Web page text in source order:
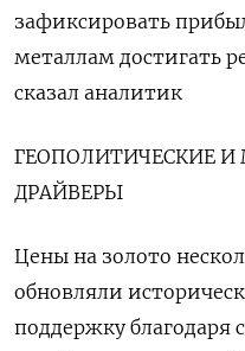
зафиксировать
металлам достигать
сказал аналитик
ГЕОПОЛИТИЧЕСКИЕ
ДРАЙВЕРЫ
Цены на золото
обновляли
поддержку